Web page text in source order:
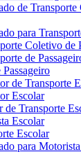
de
para
Coletivo de
de
de Transporte
Escolar
Transporte
Escolar
Escolar
para